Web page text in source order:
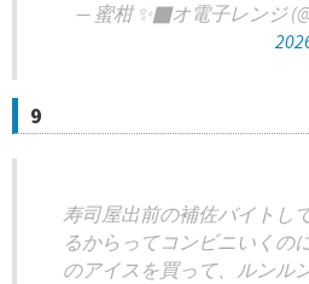
— 蜜柑 ✨‍⬛オ電子レンジ
9
寿司屋出前の補佐バイトし
るからってコンビニいくの
のアイスを買って、ルンル